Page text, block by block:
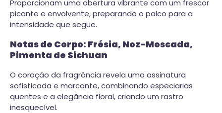
Proporcionam uma abertura vibrante com um frescor
picante e envolvente, preparando o palco para a
intensidade que segue.
Notas de Corpo: Frésia, Noz-Moscada,
Pimenta de Sichuan
O coração da fragrância revela uma assinatura
sofisticada e marcante, combinando especiarias
quentes e a elegância floral, criando um rastro
inesquecível.